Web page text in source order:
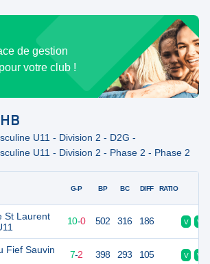
de gestion
votre club !
U11 - Division 2 - D2G -
U11 - Division 2 - Phase 2 - Phase 2
St Laurent
Fief Sauvin
G-P BP BC DIFF RATIO
20 10 10-0 502 316 186 V V
16 10 7-2 398 293 105 V V